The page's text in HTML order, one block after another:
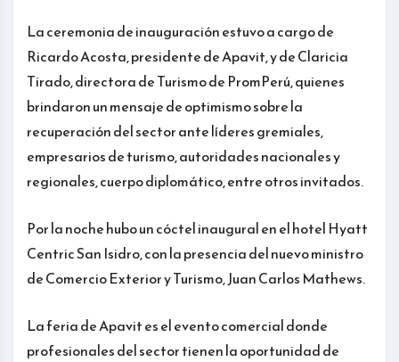
La ceremonia de inauguración estuvo a cargo de
Ricardo Acosta, presidente de Apavit, y de Claricia
Tirado, directora de Turismo de PromPerú, quienes
brindaron un mensaje de optimismo sobre la
recuperación del sector ante líderes gremiales,
empresarios de turismo, autoridades nacionales y
regionales, cuerpo diplomático, entre otros invitados.
Por la noche hubo un cóctel inaugural en el hotel Hyatt
Centric San Isidro, con la presencia del nuevo ministro
de Comercio Exterior y Turismo, Juan Carlos Mathews.
La feria de Apavit es el evento comercial donde
profesionales del sector tienen la oportunidad de